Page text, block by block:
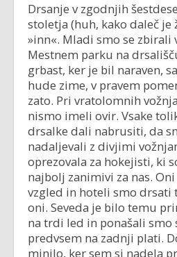
Drsanje v zgodnjih
stoletja (huh, kako daleč je
»inn«. Mladi smo se zbirali
Mestnem parku na
grbast, ker je bil naraven,
hude zime, v pravem
zato. Pri vratolomnih
nismo imeli ovir. Vsake
drsalke dali nabrusiti, da
nadaljevali z divjimi
oprezovala za hokejisti, ki
najbolj zanimivi za nas.
vzgled in hoteli smo drsati
oni. Seveda je bilo temu
na trdi led in ponašali smo
predvsem na zadnji plati.
minilo, ker sem si nadela